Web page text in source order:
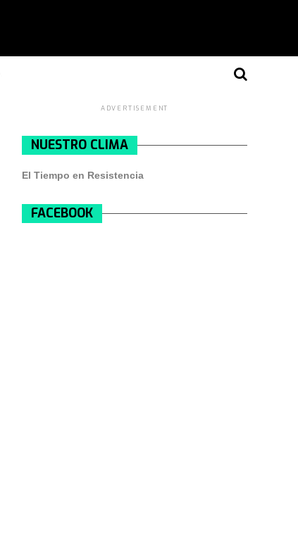
ADVERTISEMENT
NUESTRO CLIMA
El Tiempo en Resistencia
FACEBOOK